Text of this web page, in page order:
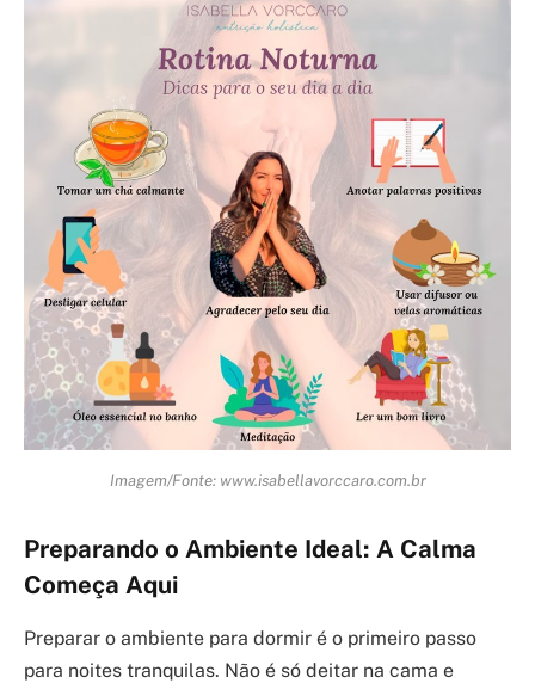
Imagem/Fonte: www.isabellavorccaro.com.br
Preparando o Ambiente Ideal: A Calma
Começa Aqui
Preparar o ambiente para dormir é o primeiro passo
para noites tranquilas. Não é só deitar na cama e